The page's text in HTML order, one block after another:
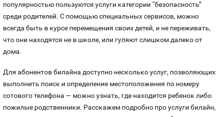
Тарифы
Номера
МЕГАФОН
Тарифы
Номера
Теле2
ТЕЛЕ2
Тарифы
Йота
ЙОТА
Тарифы
Номера
Продать номер
Оплата и доставка
Контакты
популярностью пользуются услуги категории “безопасность”
среди родителей. С помощью специальных сервисов, можно
всегда быть в курсе перемещения своих детей, и не переживать,
что они находятся не в школе, или гуляют слишком далеко от
дома.
Для абонентов билайна доступно несколько услуг, позволяющих
выполнить поиск и определение местоположения по номеру
сотового телефона — можно узнать, где находится ребенок либо
пожилые родственники. Расскажем подробно про услуги билайн,